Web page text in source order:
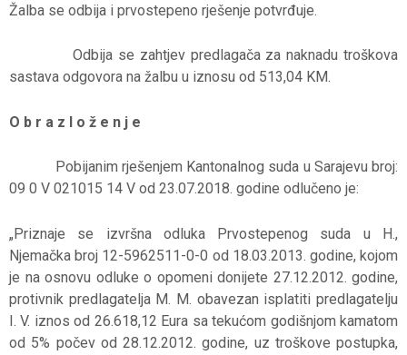
Žalba se odbija i prvostepeno rješenje potvrđuje.
Odbija se zahtjev predlagača za naknadu troškova
sastava odgovora na žalbu u iznosu od 513,04 KM.
O b r a z l o ž e n j e
Pobijanim rješenjem Kantonalnog suda u Sarajevu broj:
09 0 V 021015 14 V od 23.07.2018. godine odlučeno je:
„Priznaje se izvršna odluka Prvostepenog suda u H.,
Njemačka broj 12-5962511-0-0 od 18.03.2013. godine, kojom
je na osnovu odluke o opomeni donijete 27.12.2012. godine,
protivnik predlagatelja M. M. obavezan isplatiti predlagatelju
I. V. iznos od 26.618,12 Eura sa tekućom godišnjom kamatom
od 5% počev od 28.12.2012. godine, uz troškove postupka,